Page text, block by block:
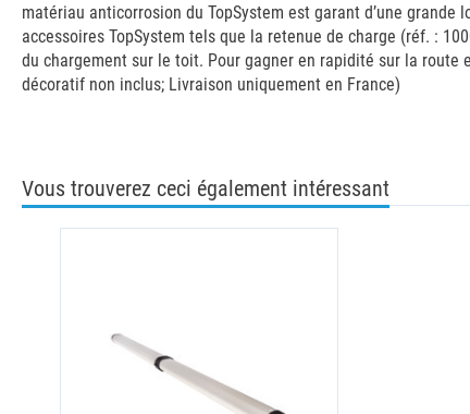
matériau anticorrosion du TopSystem est garant d’une
accessoires TopSystem tels que la retenue de charge (réf. :
du chargement sur le toit. Pour gagner en rapidité sur la
décoratif non inclus; Livraison uniquement en France)
Vous trouverez ceci également intéressant